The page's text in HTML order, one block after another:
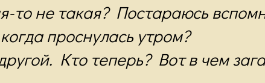
то не такая? Постараюсь
проснулась утром?
Кто теперь? Вот в чем